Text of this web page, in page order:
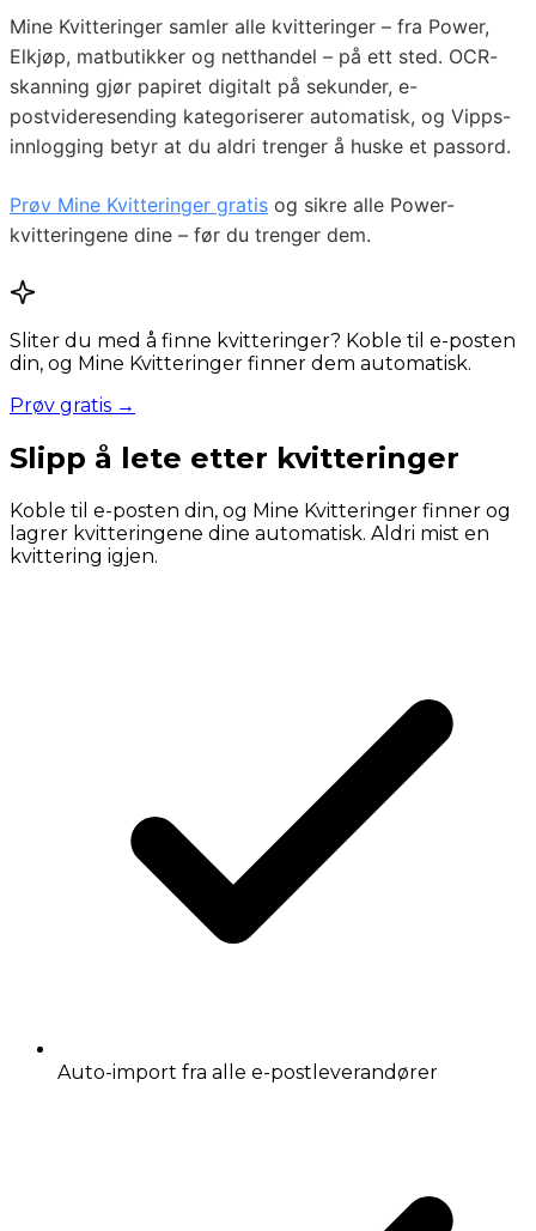
Mine Kvitteringer samler alle kvitteringer – fra Power,
Elkjøp, matbutikker og netthandel – på ett sted. OCR-
skanning gjør papiret digitalt på sekunder, e-
postvideresending kategoriserer automatisk, og Vipps-
innlogging betyr at du aldri trenger å huske et passord.
Prøv Mine Kvitteringer gratis og sikre alle Power-
kvitteringene dine – før du trenger dem.
Sliter du med å finne kvitteringer? Koble til e-posten
din, og Mine Kvitteringer finner dem automatisk.
Prøv gratis →
Slipp å lete etter kvitteringer
Koble til e-posten din, og Mine Kvitteringer finner og
lagrer kvitteringene dine automatisk. Aldri mist en
kvittering igjen.
Auto-import fra alle e-postleverandører